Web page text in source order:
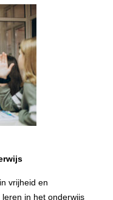
vrijheid en
leren in het onderwijs